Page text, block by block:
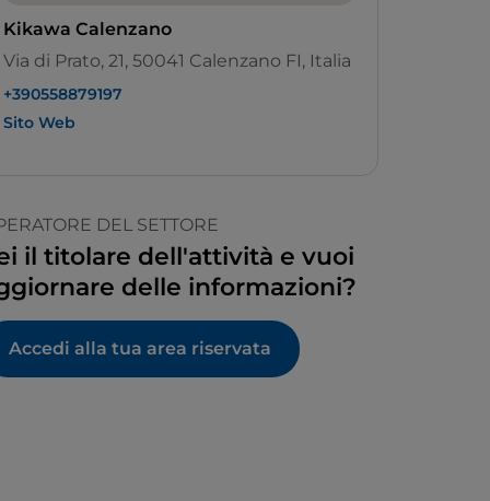
Kikawa Calenzano
Via di Prato, 21, 50041 Calenzano FI, Italia
+390558879197
Sito Web
DEL SETTORE
il titolare dell'attività e vuoi
delle informazioni?
Accedi alla tua area riservata